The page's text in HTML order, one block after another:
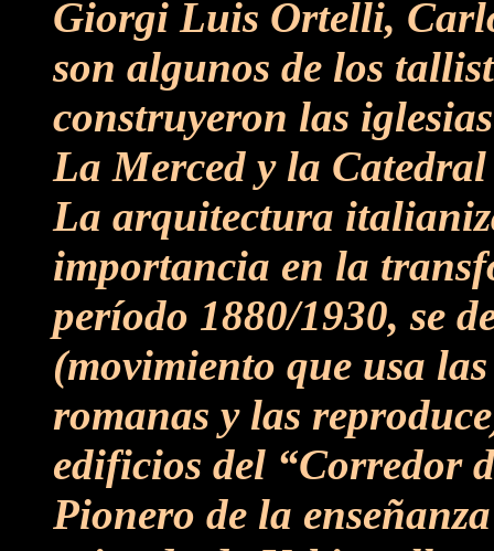
Giorgi Luis Ortelli,
son algunos de los
construyeron las
La Merced y la
La arquitectura
importancia en la
período 1880/1930, se
(movimiento que usa
romanas y las
edificios del “Corredor
Pionero de la